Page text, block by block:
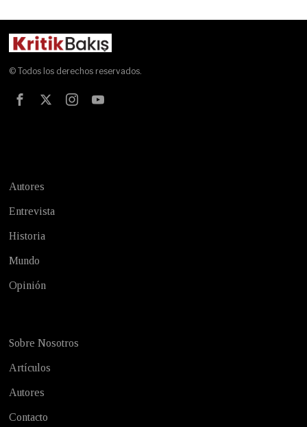
© Todos los derechos reservados.
Autores
Entrevista
Historia
Mundo
Opinión
Sobre Nosotros
Artículos
Autores
Contacto